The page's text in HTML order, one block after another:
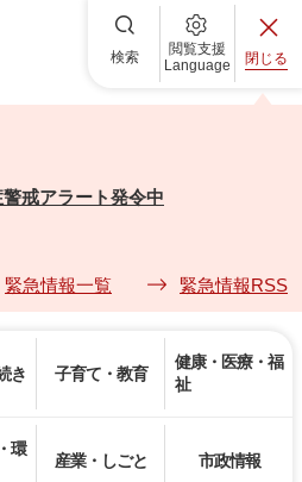
検索
閲覧支援
Language
閉じる
戒アラート発令中
緊急情報一覧 緊急情報RSS
き 子育て・教育
健康・医療・福
祉
環
産業・しごと 市政情報